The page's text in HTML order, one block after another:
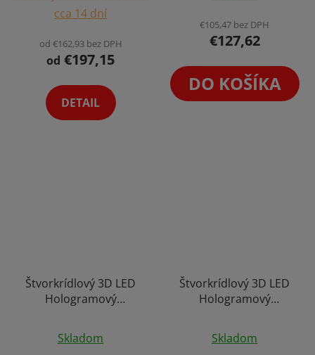
produktu
je
4,8
5
hviezdičiek.
cca 14 dní
od €162,93 bez DPH
od €197,15
DETAIL
produktu
je
z
€105,47 bez DPH
€127,62
DO KOŠÍKA
Štvorkrídlový 3D LED
Hologramový
65cm Holofan
Reklamný Pútač Fan
hodnotenie
Skladom
Štvorkrídlový 3D LED
Hologramový
s Vysokým Rozlíšením
FullHD 52cm Holofan
Skladom